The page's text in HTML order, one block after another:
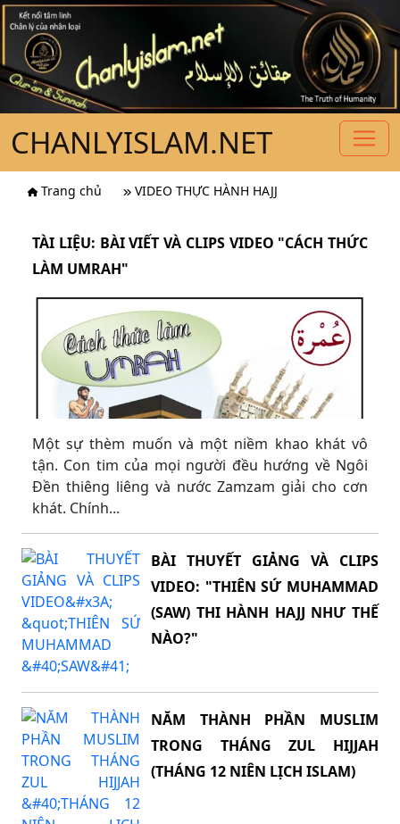
CHANLYISLAM.NET
Trang chủ VIDEO THỰC HÀNH HAJJ
TÀI LIỆU: BÀI VIẾT VÀ CLIPS VIDEO "CÁCH THỨC
LÀM UMRAH"
Một sự thèm muốn và một niềm khao khát vô
tận. Con tim của mọi người đều hướng về Ngôi
Đền thiêng liêng và nước Zamzam giải cho cơn
khát. Chính...
BÀI THUYẾT GIẢNG VÀ CLIPS
VIDEO: "THIÊN SỨ MUHAMMAD
(SAW) THI HÀNH HAJJ NHƯ THẾ
NÀO?"
NĂM THÀNH PHẦN MUSLIM
TRONG THÁNG ZUL HIJJAH
(THÁNG 12 NIÊN LỊCH ISLAM)